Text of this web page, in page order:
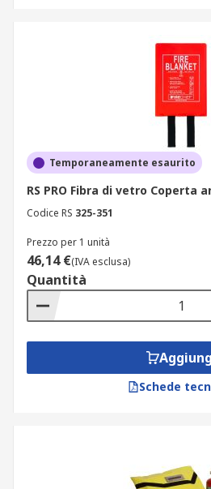
Temporaneamente esaurito
RS PRO Fibra di vetro Coperta
Codice RS 325-351
Prezzo per 1 unità
46,14 €(IVA esclusa)
Quantità
Schede